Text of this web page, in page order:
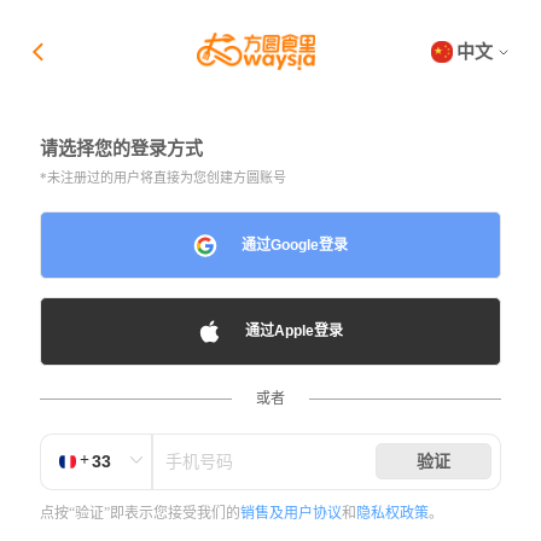
中文
请选择您的登录方式
*未注册过的用户将直接为您创建方圆账号
通过Google登录
通过Apple登录
或者
+ 验证
点按“验证”即表示您接受我们的销售及用户协议和 隐私权政策。